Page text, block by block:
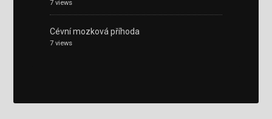
7 views
Cévní mozková příhoda
7 views